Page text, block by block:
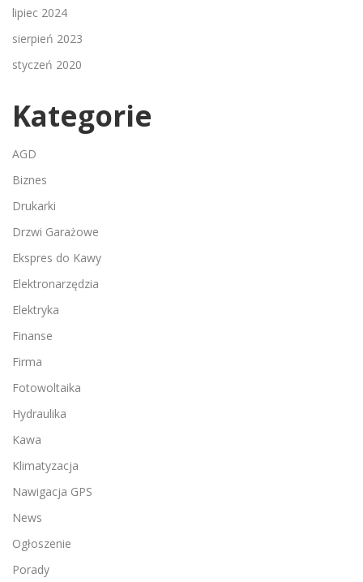
lipiec 2024
sierpień 2023
styczeń 2020
Kategorie
AGD
Biznes
Drukarki
Drzwi Garażowe
Ekspres do Kawy
Elektronarzędzia
Elektryka
Finanse
Firma
Fotowoltaika
Hydraulika
Kawa
Klimatyzacja
Nawigacja GPS
News
Ogłoszenie
Porady